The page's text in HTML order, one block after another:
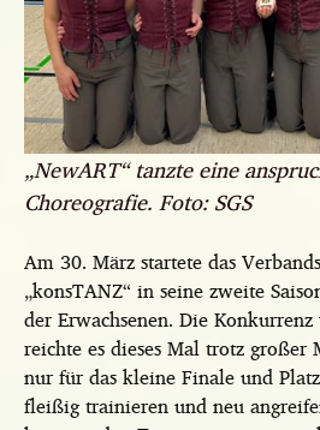
„NewART“ tanzte eine
Choreografie. Foto: SGS
Am 30. März startete das
„konsTANZ“ in seine zweite
der Erwachsenen. Die
reichte es dieses Mal trotz
nur für das kleine Finale und
fleißig trainieren und neu